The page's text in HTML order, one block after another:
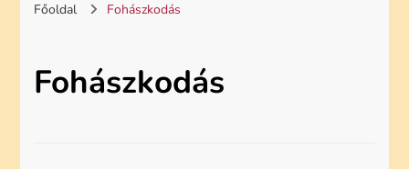
Főoldal Fohászkodás
Fohászkodás